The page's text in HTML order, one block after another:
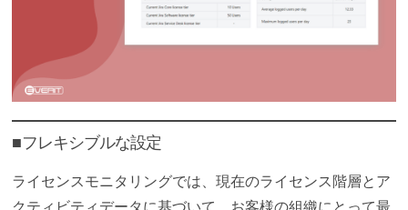
■フレキシブルな設定
ライセンスモニタリングでは、現在のライセンス階層とア